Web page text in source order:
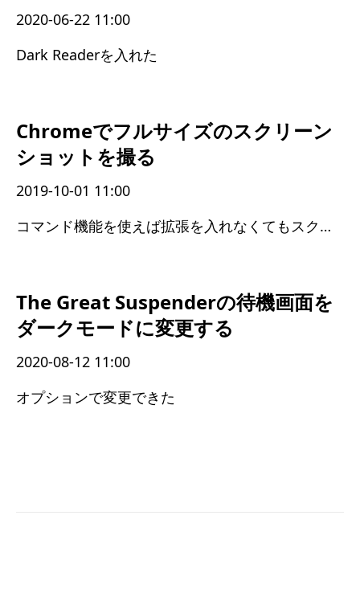
2020-06-22 11:00
Dark Readerを入れた
Chromeでフルサイズのスクリーン
ショットを撮る
2019-10-01 11:00
コマンド機能を使えば拡張を入れなくてもスクリーンショットが撮れる
The Great Suspenderの待機画面を
ダークモードに変更する
2020-08-12 11:00
オプションで変更できた